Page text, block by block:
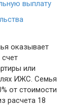
выплату
оказывает
или
ИЖС. Семья
от стоимости
расчета 18